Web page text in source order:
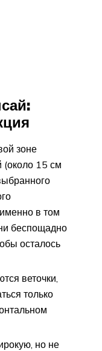
зоне
(около 15 см
в том
беспощадно
осталось
веточки,
только
но не